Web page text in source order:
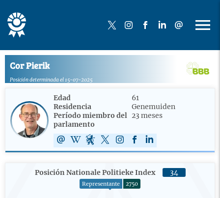
Cor Pierik
Posición determinada el 15-07-2025
Edad
61
Residencia
Genemuiden
Período miembro del
parlamento
23 meses
Posición Nationale Politieke Index 34
Representante 2750